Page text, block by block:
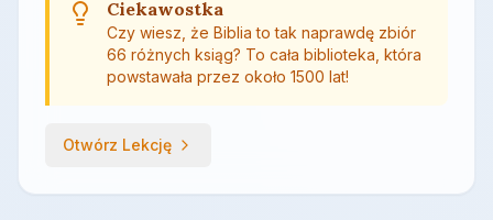
Ciekawostka
Czy wiesz, że Biblia to tak naprawdę zbiór
66 różnych ksiąg? To cała biblioteka, która
powstawała przez około 1500 lat!
Otwórz Lekcję